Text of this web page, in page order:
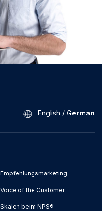
English / German
Empfehlungsmarketing
Voice of the Customer
Skalen beim NPS®